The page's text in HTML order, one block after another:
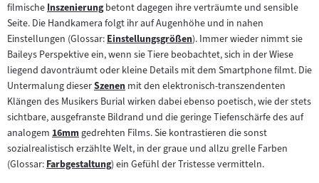
filmischeZum
Inhalt:
Inszenierungbetont dagegen ihre verträumte und sensible
Seite. Die Handkamera folgt ihr auf Augenhöhe und in nahen
Einstellungen (Glossar:Zum
Inhalt:
Einstellungsgrößen). Immer wieder nimmt sie
Baileys Perspektive ein, wenn sie Tiere beobachtet, sich in der Wiese
liegend davonträumt oder kleine Details mit dem Smartphone filmt. Die
Untermalung dieserZum
Inhalt:
Szenen mit den elektronisch-transzendenten
Klängen des Musikers Burial wirken dabei ebenso poetisch, wie der stets
sichtbare, ausgefranste Bildrand und die geringe Tiefenschärfe des auf
analogem Zum
Inhalt:
16mmgedrehten Films. Sie kontrastieren die sonst
sozialrealistisch erzählte Welt, in der graue und allzu grelle Farben
(Glossar:Zum
Farbgestaltung) ein Gefühl der Tristesse vermitteln.